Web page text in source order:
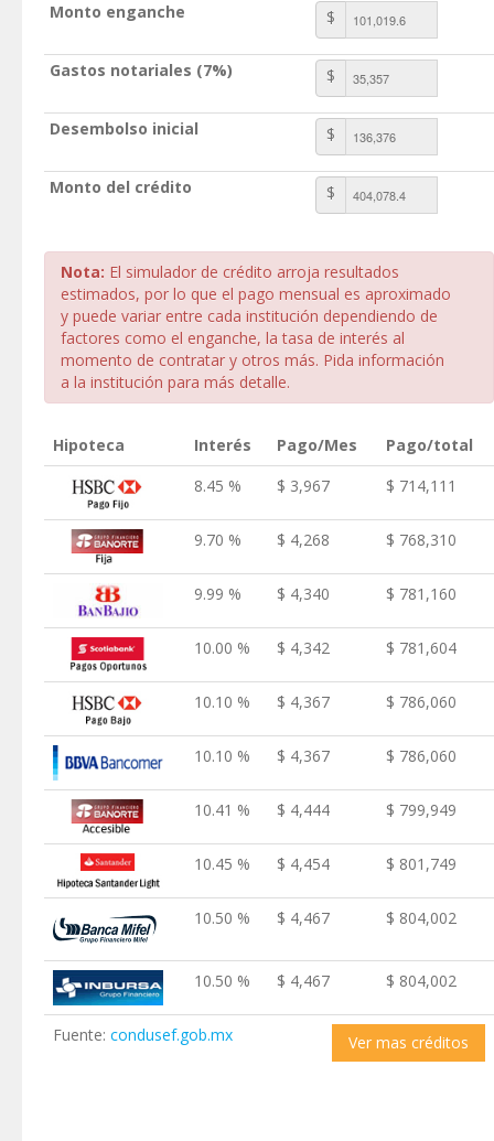
Monto enganche $
Gastos notariales (7%) $
Desembolso inicial $
Monto del crédito $
Nota: El simulador de crédito arroja resultados
estimados, por lo que el pago mensual es aproximado
y puede variar entre cada institución dependiendo de
factores como el enganche, la tasa de interés al
momento de contratar y otros más. Pida información
a la institución para más detalle.
Hipoteca Interés Pago/Mes
Pago/total
8.45 %
$ 3,967 $ 714,111
9.70 % $ 4,268 $ 768,310
9.99 % $ 4,340 $ 781,160
10.00 % $ 4,342 $ 781,604
10.10 % $ 4,367 $ 786,060
10.10 % $ 4,367 $ 786,060
10.41 % $ 4,444 $ 799,949
10.45 % $ 4,454 $ 801,749
10.50 % $ 4,467 $ 804,002
10.50 % $ 4,467 $ 804,002
Fuente: condusef.gob.mx Ver mas créditos